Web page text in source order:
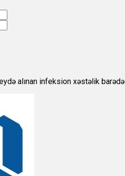
alınan infeksion xəstəlik barədə